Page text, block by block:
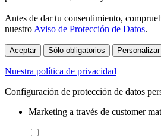
Antes de dar tu consentimiento,
nuestro Aviso de Protección de Datos.
Aceptar Sólo obligatorios
Nuestra política de privacidad
Configuración de protección de datos
Marketing a través de customer